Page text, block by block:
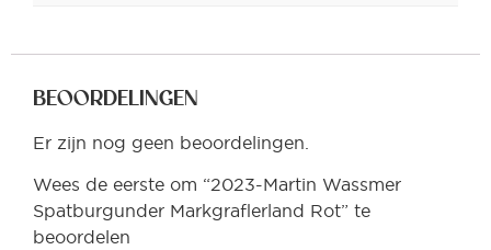
BEOORDELINGEN
Er zijn nog geen beoordelingen.
Wees de eerste om “2023-Martin Wassmer
Spatburgunder Markgraflerland Rot” te
beoordelen